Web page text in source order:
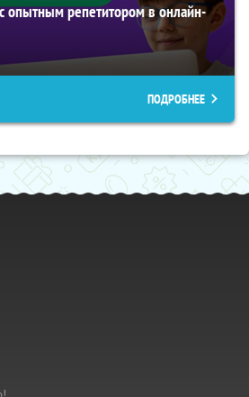
опытным репетитором в онлайн-
ПОДРОБНЕЕ